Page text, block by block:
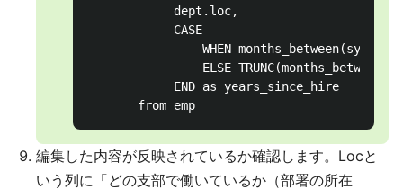
            dept.loc,
            CASE
WHEN
ELSE
            END as years_since_hire
編集した内容が反映されているか確認します。Locと
いう列に「どの支部で働いているか（部署の所在